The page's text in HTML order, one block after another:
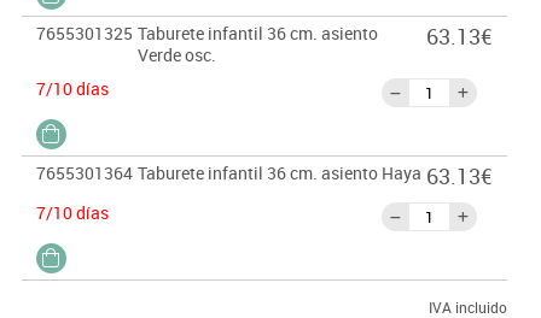
7655301325 Taburete infantil 36 cm. asiento
Verde osc.
7/10 días
63.13€
7655301364 Taburete infantil 36 cm. asiento Haya
7/10 días
63.13€
IVA incluido